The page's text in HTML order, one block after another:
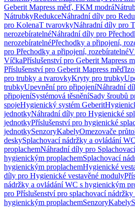
Geberit Mapress měď, FKM modrá
NátrubkyRedukceNáhradní díly pro
pro KolenaT tvarovkyNáhradní díly pro
nerozebíratelnéNáhradní díly pro
nerozebíratelnéPřechodky a připojení,
pro Přechodky a připojení, rozebíratelné
VíčkaPříslušenství pro Geberit Mapress
Příslušenství pro Geberit Mapress měď
pro trubky a tvarovkyKryty pro trubky
trubkyUpevnění pro připojeníNáhradní
připojeníSystémová těsněníSady šroubů
spojeHygienický systém Geberit
jednotkyNáhradní díly pro Hygienické
jednotkyPříslušenství pro hygienické
jednotkySenzoryKabelyOmezovače
deskySplachovací nádržky a ovládání
proplachemNáhradní díly pro
hygienickým proplachemSplachovací
hygienickým proplachemHygienické
díly pro Hygienické vestavěné moduly
nádržky a ovládání WC s hygienickým
pro Příslušenství pro splachovací
hygienickým proplachemSenzoryKabely